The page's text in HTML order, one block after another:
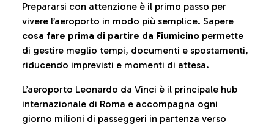
Prepararsi con attenzione è il primo passo per
vivere l’aeroporto in modo più semplice. Sapere
cosa fare prima di partire da Fiumicino permette
di gestire meglio tempi, documenti e spostamenti,
riducendo imprevisti e momenti di attesa.
L’aeroporto Leonardo da Vinci è il principale hub
internazionale di Roma e accompagna ogni
giorno milioni di passeggeri in partenza verso